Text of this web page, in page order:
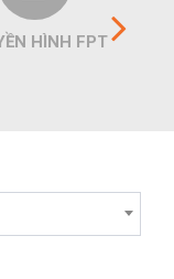
HÌNH FPT